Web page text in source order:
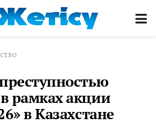
рамках акции
в Казахстане